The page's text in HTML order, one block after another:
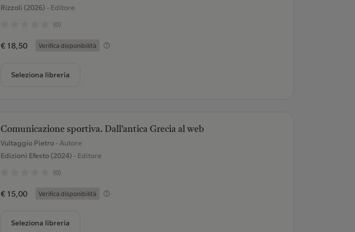
Rizzoli (2026)- Editore
(0)
€ 18,50 Verifica disponibilità
Seleziona libreria
Comunicazione sportiva. Dall’antica Grecia al web
Vultaggio Pietro - Autore
Edizioni Efesto (2024)- Editore
(0)
€ 15,00 Verifica disponibilità
Seleziona libreria